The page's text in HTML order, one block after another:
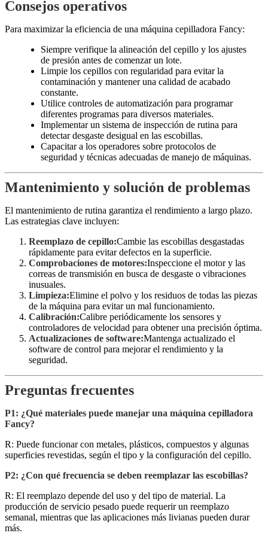
Consejos operativos
Para maximizar la eficiencia de una máquina cepilladora Fancy:
Siempre verifique la alineación del cepillo y los ajustes
de presión antes de comenzar un lote.
Limpie los cepillos con regularidad para evitar la
contaminación y mantener una calidad de acabado
constante.
Utilice controles de automatización para programar
diferentes programas para diversos materiales.
Implementar un sistema de inspección de rutina para
detectar desgaste desigual en las escobillas.
Capacitar a los operadores sobre protocolos de
seguridad y técnicas adecuadas de manejo de máquinas.
Mantenimiento y solución de problemas
El mantenimiento de rutina garantiza el rendimiento a largo plazo.
Las estrategias clave incluyen:
Reemplazo de cepillo:Cambie las escobillas desgastadas
rápidamente para evitar defectos en la superficie.
Comprobaciones de motores:Inspeccione el motor y las
correas de transmisión en busca de desgaste o vibraciones
inusuales.
Limpieza:Elimine el polvo y los residuos de todas las piezas
de la máquina para evitar un mal funcionamiento.
Calibración:Calibre periódicamente los sensores y
controladores de velocidad para obtener una precisión óptima.
Actualizaciones de software:Mantenga actualizado el
software de control para mejorar el rendimiento y la
seguridad.
Preguntas frecuentes
P1: ¿Qué materiales puede manejar una máquina cepilladora
Fancy?
R: Puede funcionar con metales, plásticos, compuestos y algunas
superficies revestidas, según el tipo y la configuración del cepillo.
P2: ¿Con qué frecuencia se deben reemplazar las escobillas?
R: El reemplazo depende del uso y del tipo de material. La
producción de servicio pesado puede requerir un reemplazo
semanal, mientras que las aplicaciones más livianas pueden durar
más.